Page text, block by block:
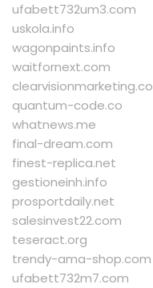
ufabett732um3.com
uskola.info
wagonpaints.info
waitfornext.com
clearvisionmarketing.co
quantum-code.co
whatnews.me
final-dream.com
finest-replica.net
gestioneinh.info
prosportdaily.net
salesinvest22.com
teseract.org
trendy-ama-shop.com
ufabett732m7.com